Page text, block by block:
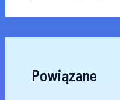
Powiązane